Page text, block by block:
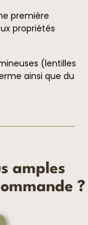
première
propriétés
(lentilles
ainsi que du
amples
?